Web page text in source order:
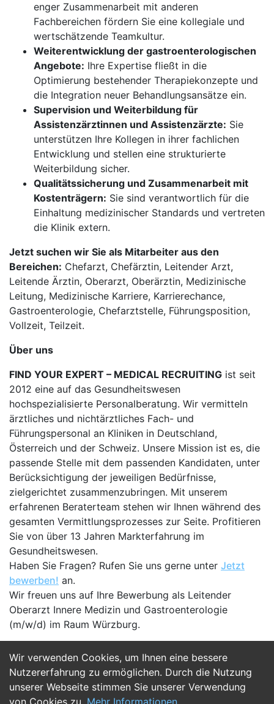
Wir verwenden Cookies, um Ihnen eine bessere
Nutzererfahrung zu ermöglichen. Durch die Nutzung
unserer Webseite stimmen Sie unserer Verwendung
von Cookies zu. Mehr Informationen
enger Zusammenarbeit mit anderen
Fachbereichen fördern Sie eine kollegiale und
wertschätzende Teamkultur.
Weiterentwicklung der gastroenterologischen
Angebote: Ihre Expertise fließt in die
Optimierung bestehender Therapiekonzepte und
die Integration neuer Behandlungsansätze ein.
Supervision und Weiterbildung für
Assistenzärztinnen und Assistenzärzte: Sie
unterstützen Ihre Kollegen in ihrer fachlichen
Entwicklung und stellen eine strukturierte
Weiterbildung sicher.
Qualitätssicherung und Zusammenarbeit mit
Kostenträgern: Sie sind verantwortlich für die
Einhaltung medizinischer Standards und vertreten
die Klinik extern.
Jetzt suchen wir Sie als Mitarbeiter aus den
Bereichen: Chefarzt, Chefärztin, Leitender Arzt,
Leitende Ärztin, Oberarzt, Oberärztin, Medizinische
Leitung, Medizinische Karriere, Karrierechance,
Gastroenterologie, Chefarztstelle, Führungsposition,
Vollzeit, Teilzeit.
Über uns
FIND YOUR EXPERT – MEDICAL RECRUITING ist seit
2012 eine auf das Gesundheitswesen
hochspezialisierte Personalberatung. Wir vermitteln
ärztliches und nichtärztliches Fach- und
Führungspersonal an Kliniken in Deutschland,
Österreich und der Schweiz. Unsere Mission ist es, die
passende Stelle mit dem passenden Kandidaten, unter
Berücksichtigung der jeweiligen Bedürfnisse,
zielgerichtet zusammenzubringen. Mit unserem
erfahrenen Beraterteam stehen wir Ihnen während des
gesamten Vermittlungsprozesses zur Seite. Profitieren
Sie von über 13 Jahren Markterfahrung im
Gesundheitswesen.
Haben Sie Fragen? Rufen Sie uns gerne unter Jetzt
bewerben! an.
Wir freuen uns auf Ihre Bewerbung als Leitender
Oberarzt Innere Medizin und Gastroenterologie
(m/w/d) im Raum Würzburg.
Jetzt Bewerben